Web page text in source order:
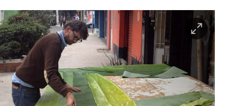
sport
berlin
nord
wahrheit